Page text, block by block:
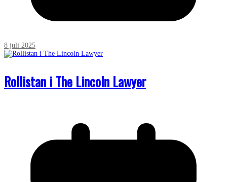
8 juli 2025
Rollistan i The Lincoln Lawyer